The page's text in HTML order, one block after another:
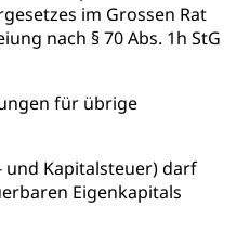
im Grossen Rat
nach § 70 Abs. 1h StG
für übrige
und Kapitalsteuer) darf
Eigenkapitals